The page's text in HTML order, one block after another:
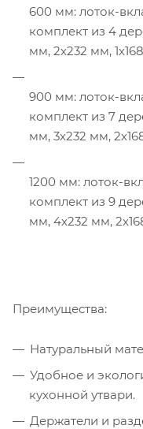
600 мм: лоток-
комплект из 4
мм, 2х232 мм,
900 мм: лоток-
комплект из 7
мм, 3х232 мм,
1200 мм: лоток-
комплект из 9
мм, 4х232 мм,
Преимущества:
Натуральный
Удобное и
кухонной утвари.
Держатели и